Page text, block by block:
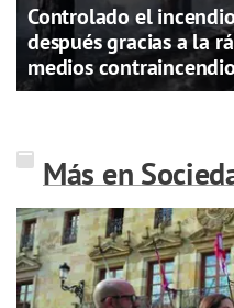
Controlado el
después gracias a la
medios
Más en